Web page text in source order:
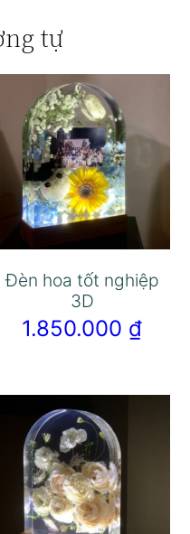
tự
Đèn hoa tốt nghiệp
3D
1.850.000 ₫